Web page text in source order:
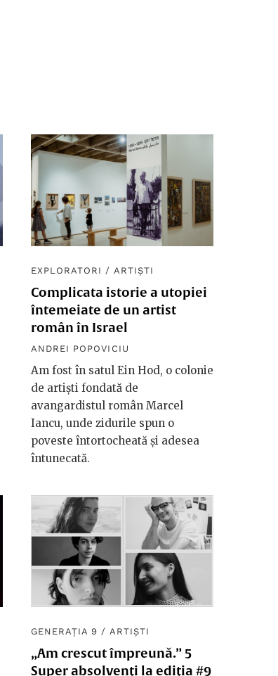
EXPLORATORI / ARTIȘTI
Complicata istorie a utopiei
întemeiate de un artist
român în Israel
ANDREI POPOVICIU
Am fost în satul Ein Hod, o colonie
de artiști fondată de
avangardistul român Marcel
Iancu, unde zidurile spun o
poveste întortocheată și adesea
întunecată.
GENERAȚIA 9 / ARTIȘTI
„Am crescut împreună.” 5
Super absolvenți la ediția #9